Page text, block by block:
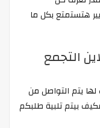
هتستمتع بكل ما
التجمع
يتم التواصل من
بيتم تلبية طلبكم